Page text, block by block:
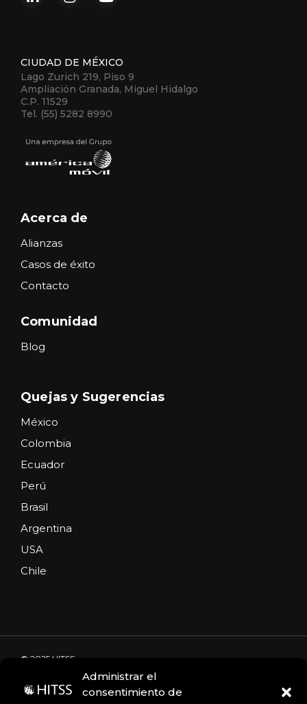
Administrar el
consentimiento de
CIUDAD DE MÉXICO
Lago Zurich 219, Piso 9
Ampliación Granada, Miguel Hidalgo
C.P. 11529
Tel. (55) 5282 8990
Acerca de
Alianzas
Casos de éxito
Contacto
Comunidad
Blog
Quejas y Sugerencias
México
Colombia
Ecuador
Perú
Brasil
Argentina
USA
Chile
© 2025 HITSS